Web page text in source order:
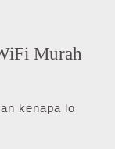
Murah
kenapa lo